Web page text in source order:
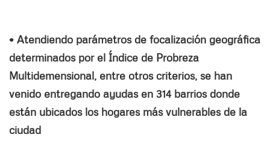
• Atendiendo parámetros de focalización geográfica
determinados por el Índice de Probreza
Multidemensional, entre otros criterios, se han
venido entregando ayudas en 314 barrios donde
están ubicados los hogares más vulnerables de la
ciudad